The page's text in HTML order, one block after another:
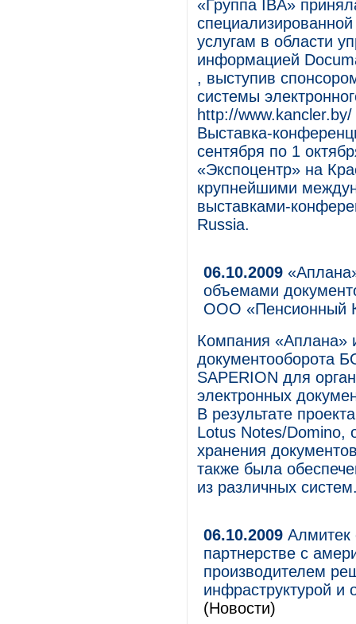
«Группа IBA»
услугам в области
информацией
, выступив
системы
http://
Выставка-
сентября по 1
«Экспоцентр» на
крупнейшими
выставками-
Russia.
06.10.2009
объемами
ООО «Пенсионный
Компания «Аплана»
документооборота
SAPERION для
электронных
В результате
Lotus Notes/Domino,
хранения
также была
из различных
06.10.2009 Алмитек
партнерстве с
производителем
инфраструктурой и
(Новости)